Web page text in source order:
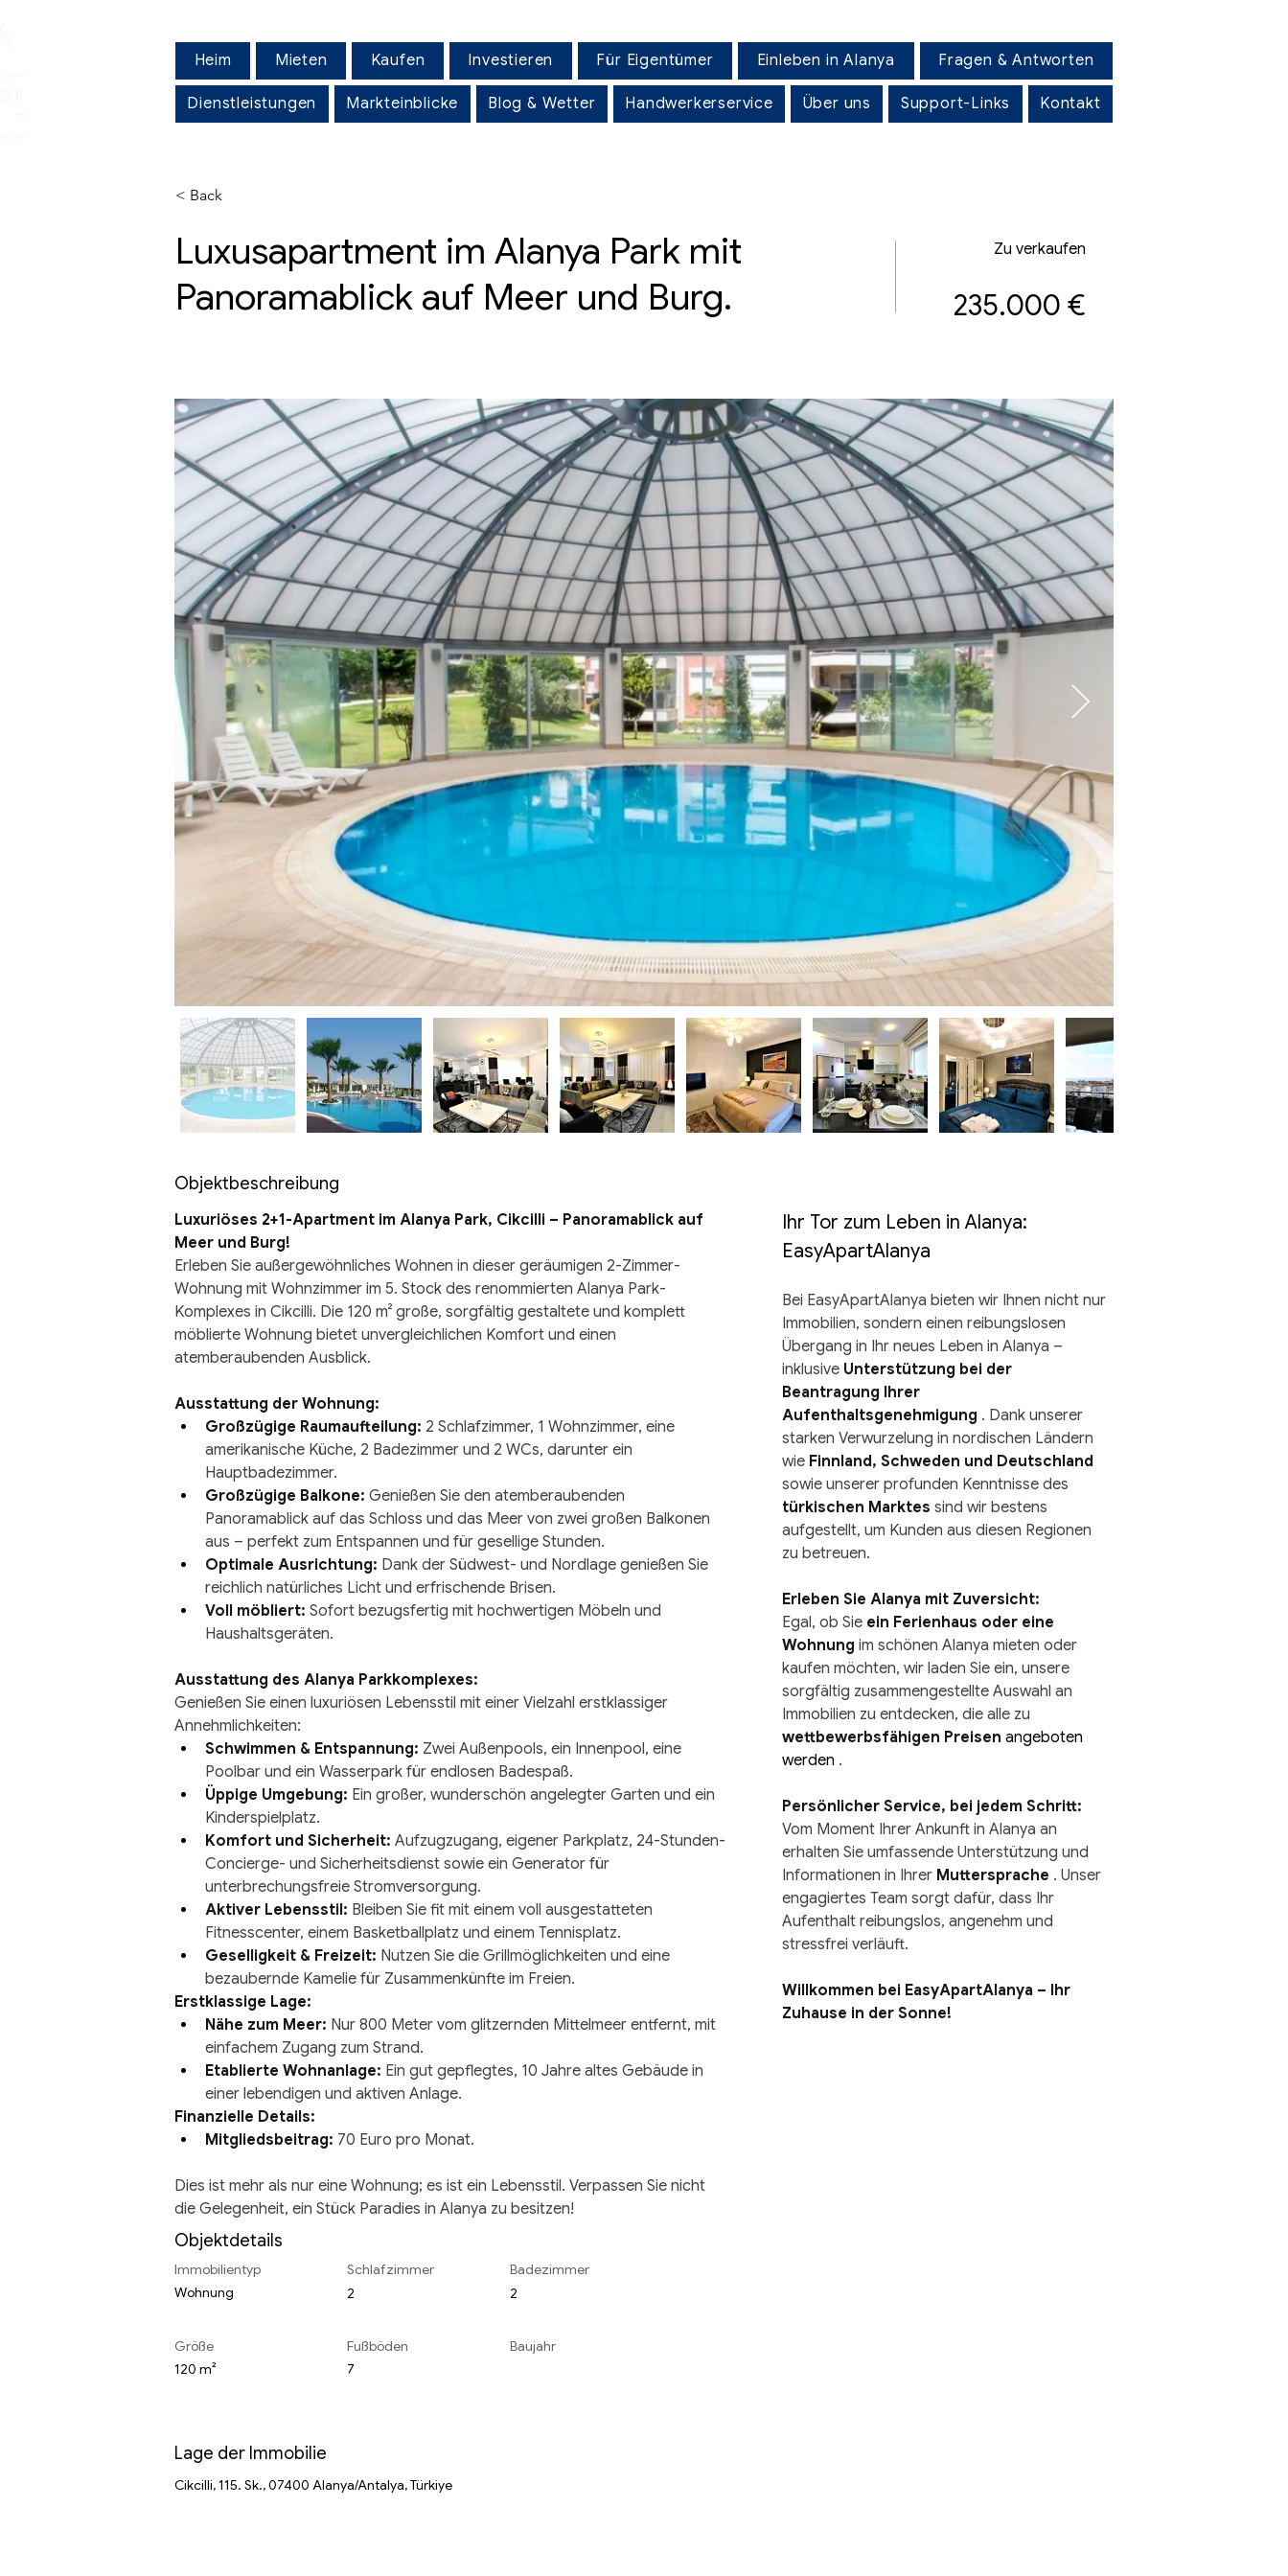
Heim Mieten Kaufen Investieren Für Eigentümer Einleben in Alanya Fragen & Antworten
Dienstleistungen Markteinblicke Blog & Wetter Handwerkerservice Über uns Support-Links Kontakt
< Back
Luxusapartment im Alanya Park mit
Panoramablick auf Meer und Burg.
Zu verkaufen
235.000 €
Objektbeschreibung
Luxuriöses 2+1-Apartment im Alanya Park, Cikcilli – Panoramablick auf
Meer und Burg!
Erleben Sie außergewöhnliches Wohnen in dieser geräumigen 2-Zimmer-
Wohnung mit Wohnzimmer im 5. Stock des renommierten Alanya Park-
Komplexes in Cikcilli. Die 120 m² große, sorgfältig gestaltete und komplett
möblierte Wohnung bietet unvergleichlichen Komfort und einen
atemberaubenden Ausblick.
Ausstattung der Wohnung:
Großzügige Raumaufteilung: 2 Schlafzimmer, 1 Wohnzimmer, eine
amerikanische Küche, 2 Badezimmer und 2 WCs, darunter ein
Hauptbadezimmer.
Großzügige Balkone: Genießen Sie den atemberaubenden
Panoramablick auf das Schloss und das Meer von zwei großen Balkonen
aus – perfekt zum Entspannen und für gesellige Stunden.
Optimale Ausrichtung: Dank der Südwest- und Nordlage genießen Sie
reichlich natürliches Licht und erfrischende Brisen.
Voll möbliert: Sofort bezugsfertig mit hochwertigen Möbeln und
Haushaltsgeräten.
Ausstattung des Alanya Parkkomplexes:
Genießen Sie einen luxuriösen Lebensstil mit einer Vielzahl erstklassiger
Annehmlichkeiten:
Schwimmen & Entspannung: Zwei Außenpools, ein Innenpool, eine
Poolbar und ein Wasserpark für endlosen Badespaß.
Üppige Umgebung: Ein großer, wunderschön angelegter Garten und ein
Kinderspielplatz.
Komfort und Sicherheit: Aufzugzugang, eigener Parkplatz, 24-Stunden-
Concierge- und Sicherheitsdienst sowie ein Generator für
unterbrechungsfreie Stromversorgung.
Aktiver Lebensstil: Bleiben Sie fit mit einem voll ausgestatteten
Fitnesscenter, einem Basketballplatz und einem Tennisplatz.
Geselligkeit & Freizeit: Nutzen Sie die Grillmöglichkeiten und eine
bezaubernde Kamelie für Zusammenkünfte im Freien.
Erstklassige Lage:
Nähe zum Meer: Nur 800 Meter vom glitzernden Mittelmeer entfernt, mit
einfachem Zugang zum Strand.
Etablierte Wohnanlage: Ein gut gepflegtes, 10 Jahre altes Gebäude in
einer lebendigen und aktiven Anlage.
Finanzielle Details:
Mitgliedsbeitrag: 70 Euro pro Monat.
Dies ist mehr als nur eine Wohnung; es ist ein Lebensstil. Verpassen Sie nicht
die Gelegenheit, ein Stück Paradies in Alanya zu besitzen!
Ihr Tor zum Leben in Alanya:
EasyApartAlanya
Bei EasyApartAlanya bieten wir Ihnen nicht nur
Immobilien, sondern einen reibungslosen
Übergang in Ihr neues Leben in Alanya –
inklusive Unterstützung bei der
Beantragung Ihrer
Aufenthaltsgenehmigung . Dank unserer
starken Verwurzelung in nordischen Ländern
wie Finnland, Schweden und Deutschland
sowie unserer profunden Kenntnisse des
türkischen Marktes sind wir bestens
aufgestellt, um Kunden aus diesen Regionen
zu betreuen.
Erleben Sie Alanya mit Zuversicht:
Egal, ob Sie ein Ferienhaus oder eine
Wohnung im schönen Alanya mieten oder
kaufen möchten, wir laden Sie ein, unsere
sorgfältig zusammengestellte Auswahl an
Immobilien zu entdecken, die alle zu
wettbewerbsfähigen Preisen angeboten
werden .
Persönlicher Service, bei jedem Schritt:
Vom Moment Ihrer Ankunft in Alanya an
erhalten Sie umfassende Unterstützung und
Informationen in Ihrer Muttersprache . Unser
engagiertes Team sorgt dafür, dass Ihr
Aufenthalt reibungslos, angenehm und
stressfrei verläuft.
Willkommen bei EasyApartAlanya – Ihr
Zuhause in der Sonne!
Objektdetails
Immobilientyp
Wohnung
Schlafzimmer
2
Badezimmer
2
Größe
120 m²
Fußböden
7
Baujahr
Lage der Immobilie
Cikcilli, 115. Sk., 07400 Alanya/Antalya, Türkiye